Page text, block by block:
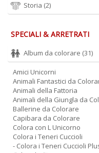
Storia (2)
SPECIALI & ARRETRATI
Album da colorare (31)
Amici Unicorni
Animali Fantastici da
Animali della Fattoria
Animali della Giungla da
Ballerine da Colorare
Capibara da Colorare
Colora con L Unicorno
Colora i Teneri Cuccioli
- Colora i Teneri Cuccioli